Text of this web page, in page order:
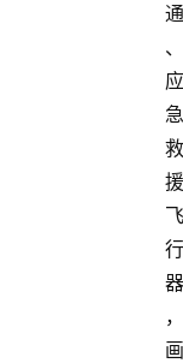
通
、
应
急
救
援
飞
行
器
，
画